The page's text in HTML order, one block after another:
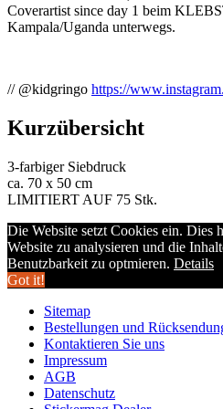
Coverartist since day 1 beim
Kampala/Uganda unterwegs.
// @kidgringo https://
Kurzübersicht
3-farbiger Siebdruck
ca. 70 x 50 cm
LIMITIERT AUF 75 Stk.
Die Website setzt Cookies ein. Dies
Website zu analysieren und die
Benutzbarkeit zu optmieren. Details
Got it!
Sitemap
Bestellungen und
Kontaktieren Sie uns
Impressum
AGB
Datenschutz